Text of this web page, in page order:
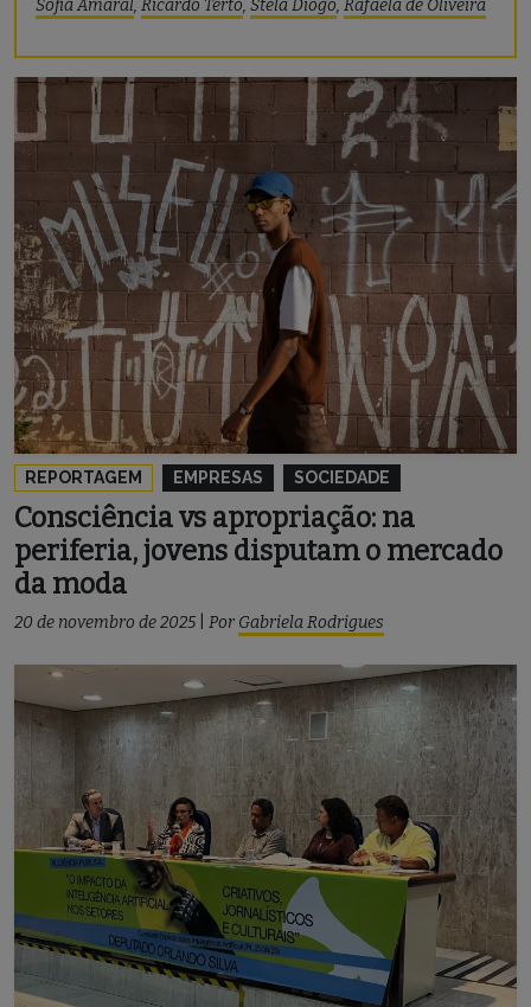
Sofia Amaral, Ricardo Terto, Stela Diogo, Rafaela de Oliveira
REPORTAGEM EMPRESAS SOCIEDADE
Consciência vs apropriação: na
periferia, jovens disputam o mercado
da moda
20 de novembro de 2025 Por Gabriela Rodrigues